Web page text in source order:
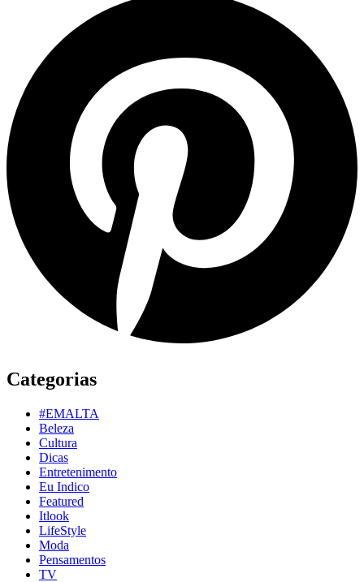
Categorias
#EMALTA
Beleza
Cultura
Dicas
Entretenimento
Eu Indico
Featured
Itlook
LifeStyle
Moda
Pensamentos
TV